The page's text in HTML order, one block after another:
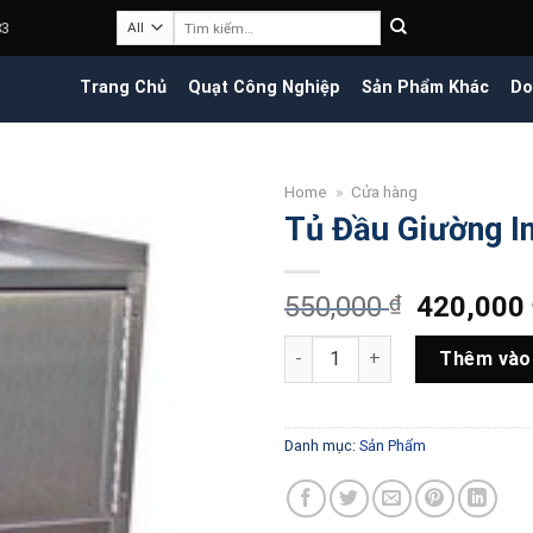
Trang Chủ Quạt Công Nghiệp Sản Phẩm Khác
Home » Cửa hàng
Tủ Đầu Giường
550,000₫
Giá
gốc
là:
550,000
420,000
Tủ Đầu Giường Inox - CFB05
Thêm
Danh mục: Sản Phẩm